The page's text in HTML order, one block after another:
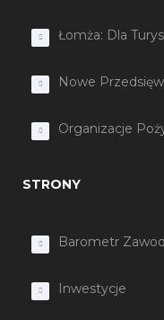
Łomża: Dla
Nowe
Organizacje
STRONY
Barometr
Inwestycje